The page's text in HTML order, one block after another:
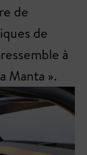
de
de
à
Manta ».